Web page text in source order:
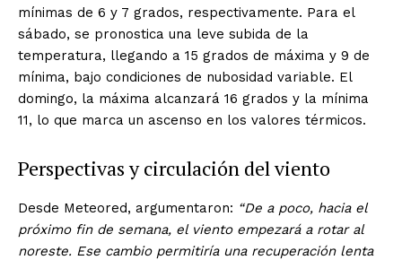
mínimas de 6 y 7 grados, respectivamente. Para el
sábado, se pronostica una leve subida de la
temperatura, llegando a 15 grados de máxima y 9 de
mínima, bajo condiciones de nubosidad variable. El
domingo, la máxima alcanzará 16 grados y la mínima
11, lo que marca un ascenso en los valores térmicos.
Perspectivas y circulación del viento
Desde Meteored, argumentaron: “De a poco, hacia el
próximo fin de semana, el viento empezará a rotar al
noreste. Ese cambio permitiría una recuperación lenta